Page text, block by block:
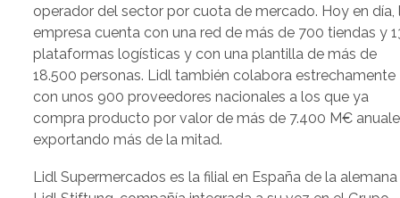
operador del sector por cuota de mercado. Hoy en día,
empresa cuenta con una red de más de 700 tiendas y
plataformas logísticas y con una plantilla de más de
18.500 personas. Lidl también colabora estrechamente
con unos 900 proveedores nacionales a los que ya
compra producto por valor de más de 7.400 M€
exportando más de la mitad.
Lidl Supermercados es la filial en España de la alemana